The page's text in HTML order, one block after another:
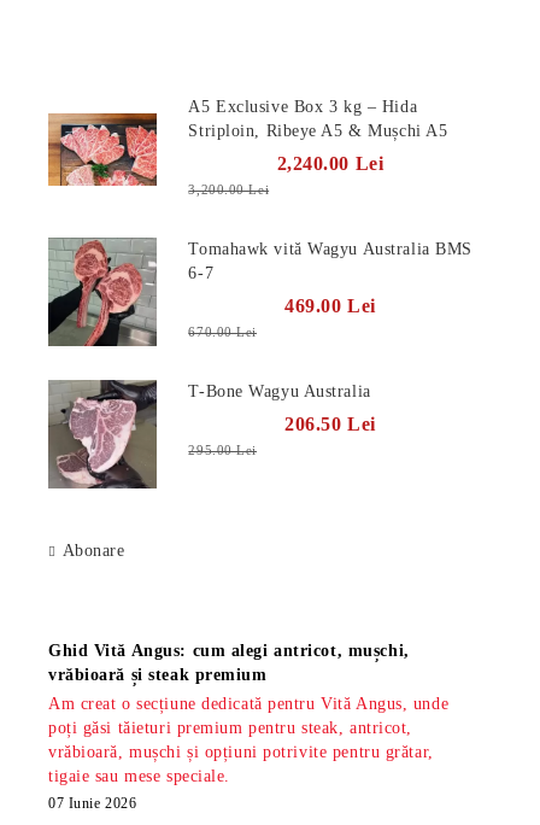
A5 Exclusive Box 3 kg – Hida
Striploin, Ribeye A5 & Mușchi A5
2,240.00 Lei
3,200.00 Lei
Tomahawk vită Wagyu Australia BMS
6-7
469.00 Lei
670.00 Lei
T-Bone Wagyu Australia
206.50 Lei
295.00 Lei
Abonare
Ghid Vită Angus: cum alegi antricot, mușchi,
vrăbioară și steak premium
Am creat o secțiune dedicată pentru Vită Angus, unde
poți găsi tăieturi premium pentru steak, antricot,
vrăbioară, mușchi și opțiuni potrivite pentru grătar,
tigaie sau mese speciale.
07 Iunie 2026